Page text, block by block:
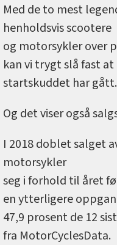
Med de to mest
henholdsvis scootere
og motorsykler over
kan vi trygt slå fast at
startskuddet har gått.
Og det viser også
I 2018 doblet salget
motorsykler
seg i forhold til året
en ytterligere
47,9 prosent de 12
fra MotorCyclesData.